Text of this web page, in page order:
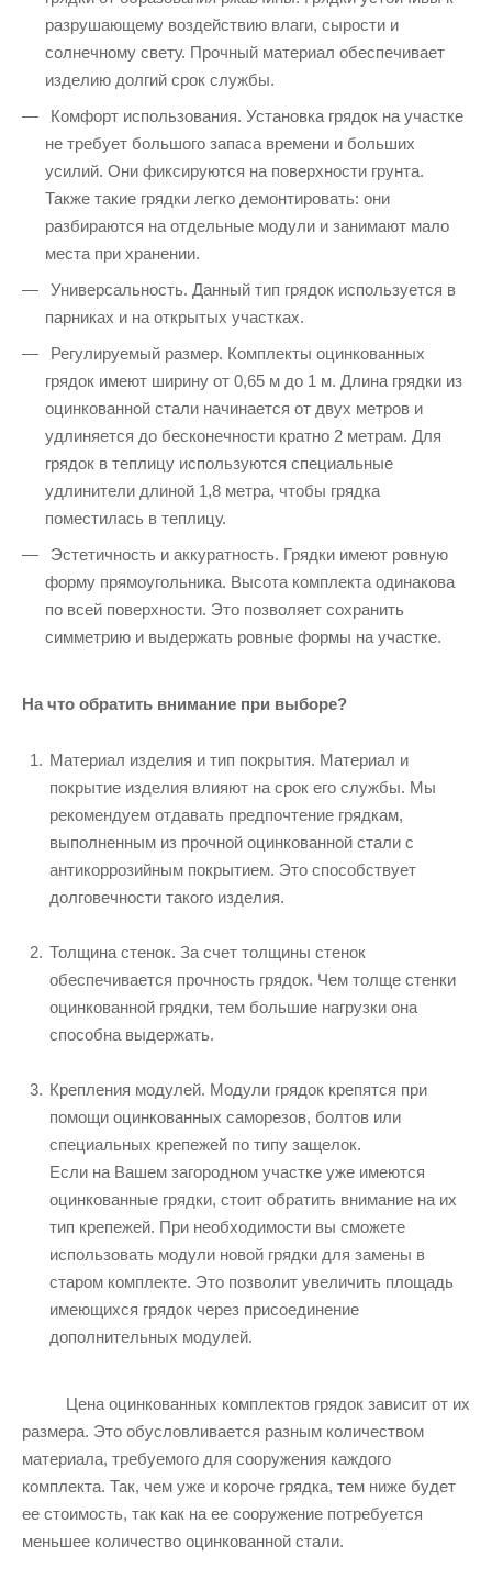
разрушающему воздействию влаги, сырости и
солнечному свету. Прочный материал обеспечивает
изделию долгий срок службы.
Комфорт использования. Установка грядок на участке
не требует большого запаса времени и больших
усилий. Они фиксируются на поверхности грунта.
Также такие грядки легко демонтировать: они
разбираются на отдельные модули и занимают мало
места при хранении.
Универсальность. Данный тип грядок используется в
парниках и на открытых участках.
Регулируемый размер. Комплекты оцинкованных
грядок имеют ширину от 0,65 м до 1 м. Длина грядки из
оцинкованной стали начинается от двух метров и
удлиняется до бесконечности кратно 2 метрам. Для
грядок в теплицу используются специальные
удлинители длиной 1,8 метра, чтобы грядка
поместилась в теплицу.
Эстетичность и аккуратность. Грядки имеют ровную
форму прямоугольника. Высота комплекта одинакова
по всей поверхности. Это позволяет сохранить
симметрию и выдержать ровные формы на участке.
На что обратить внимание при выборе?
Материал изделия и тип покрытия. Материал и
покрытие изделия влияют на срок его службы. Мы
рекомендуем отдавать предпочтение грядкам,
выполненным из прочной оцинкованной стали с
антикоррозийным покрытием. Это способствует
долговечности такого изделия.
Толщина стенок. За счет толщины стенок
обеспечивается прочность грядок. Чем толще стенки
оцинкованной грядки, тем большие нагрузки она
способна выдержать.
Крепления модулей. Модули грядок крепятся при
помощи оцинкованных саморезов, болтов или
специальных крепежей по типу защелок.
Если на Вашем загородном участке уже имеются
оцинкованные грядки, стоит обратить внимание на их
тип крепежей. При необходимости вы сможете
использовать модули новой грядки для замены в
старом комплекте. Это позволит увеличить площадь
имеющихся грядок через присоединение
дополнительных модулей.
Цена оцинкованных комплектов грядок зависит от их
размера. Это обусловливается разным количеством
материала, требуемого для сооружения каждого
комплекта. Так, чем уже и короче грядка, тем ниже будет
ее стоимость, так как на ее сооружение потребуется
меньшее количество оцинкованной стали.